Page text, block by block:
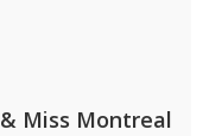
Miss Montreal